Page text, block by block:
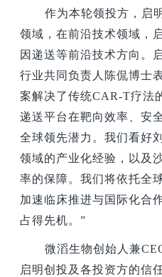
作为本轮领投方，启
领域，在前沿技术领域，
因递送等前沿技术方向。
行业共同负责人陈侃博士
案解决了传统CAR-T疗法
递送平台在靶向效率、安
全球领先潜力。我们看好
领域的产业化经验，以及
率的保障。我们将依托全
加速临床推进与国际化合
占得先机。”
微滔生物创始人兼
启明创投及各投资方的信